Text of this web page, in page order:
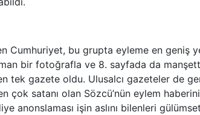
Cumhuriyet, bu grupta eyleme en geniş
bir fotoğrafla ve 8. sayfada da
tek gazete oldu. Ulusalcı gazeteler de
çok satanı olan Sözcü’nün eylem haberini
anonslaması işin aslını bilenleri